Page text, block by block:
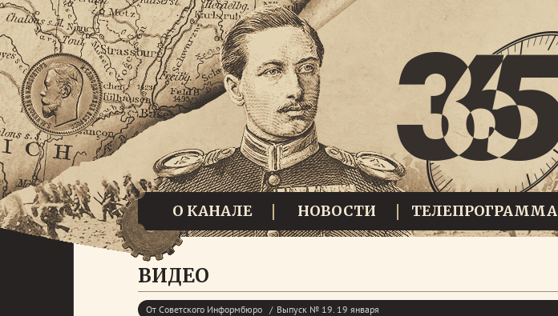
О КАНАЛЕ НОВОСТИ ТЕЛЕПРОГРАММА
ВИДЕО
От Советского Информбюро Выпуск № 19. 19 января